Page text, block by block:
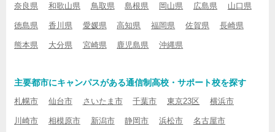
奈良県 和歌山県 鳥取県 島根県 岡山県 広島県 山口県
徳島県 香川県 愛媛県 高知県 福岡県 佐賀県 長崎県
熊本県 大分県 宮崎県 鹿児島県 沖縄県
主要都市にキャンパスがある通信制高校・サポート校を探す
札幌市 仙台市 さいたま市 千葉市 東京23区 横浜市
川崎市 相模原市 新潟市 静岡市 浜松市 名古屋市